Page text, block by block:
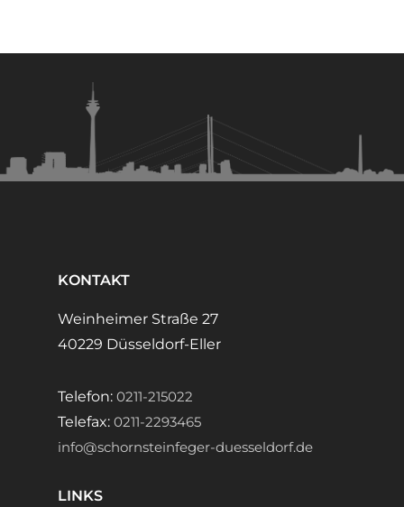
KONTAKT
Weinheimer Straße 27
40229 Düsseldorf-Eller
Telefon: 0211-215022
Telefax: 0211-2293465
info@schornsteinfeger-duesseldorf.de
LINKS